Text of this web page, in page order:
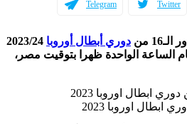
Telegram
دوري أبطال أوروبا 2023/24
الواحدة ظهرا بتوقيت مصر،